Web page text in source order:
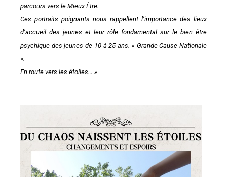
parcours vers le Mieux Être.
Ces portraits poignants nous rappellent l’importance des lieux
d’accueil des jeunes et leur rôle fondamental sur le bien être
psychique des jeunes de 10 à 25 ans. « Grande Cause Nationale
».
En route vers les étoiles… »